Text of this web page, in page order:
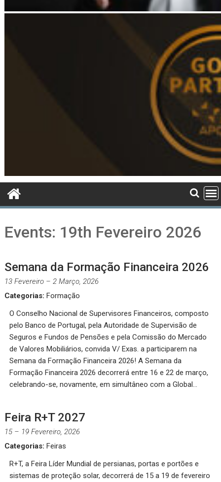
Events: 19th Fevereiro 2026
Semana da Formação Financeira 2026
13 Fevereiro – 2 Março, 2026
Categorias: Formação
O Conselho Nacional de Supervisores Financeiros, composto
pelo Banco de Portugal, pela Autoridade de Supervisão de
Seguros e Fundos de Pensões e pela Comissão do Mercado
de Valores Mobiliários, convida V/ Exas. a participarem na
Semana da Formação Financeira 2026! A Semana da
Formação Financeira 2026 decorrerá entre 16 e 22 de março,
celebrando-se, novamente, em simultâneo com a Global…
Feira R+T 2027
15– 19 Fevereiro, 2026
Categorias: Feiras
R+T, a Feira Líder Mundial de persianas, portas e portões e
sistemas de proteção solar, decorrerá de 15 a 19 de fevereiro